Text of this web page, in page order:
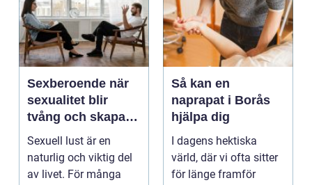
Sexberoende när
sexualitet blir
tvång och skapar
lidande
Sexuell lust är en
naturlig och viktig del
av livet. För många
Så kan en
naprapat i Borås
hjälpa dig
I dagens hektiska
värld, där vi ofta sitter
för länge framför